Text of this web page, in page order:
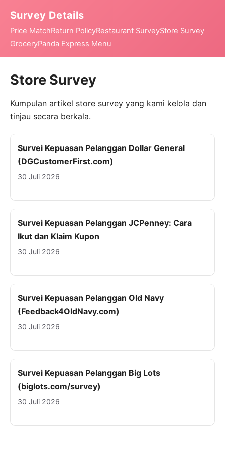
Survey Details
Price MatchReturn PolicyRestaurant SurveyStore Survey
GroceryPanda Express Menu
Store Survey
Kumpulan artikel store survey yang kami kelola dan
tinjau secara berkala.
Survei Kepuasan Pelanggan Dollar General
(DGCustomerFirst.com)
30 Juli 2026
Survei Kepuasan Pelanggan JCPenney: Cara
Ikut dan Klaim Kupon
30 Juli 2026
Survei Kepuasan Pelanggan Old Navy
(Feedback4OldNavy.com)
30 Juli 2026
Survei Kepuasan Pelanggan Big Lots
(biglots.com/survey)
30 Juli 2026